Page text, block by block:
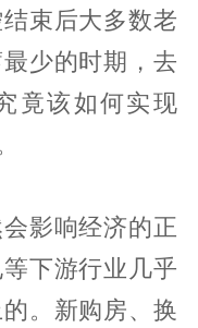
束后大多数老
少的时期，去
竟该如何实现
影响经济的正
下游行业几乎
。新购房、换